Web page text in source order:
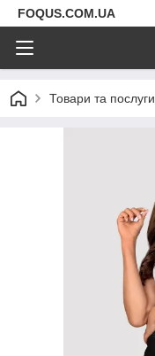
FOQUS.COM.UA
Товари та послуги